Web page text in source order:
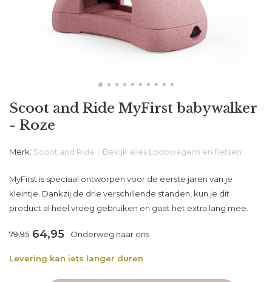
Scoot and Ride MyFirst babywalker
- Roze
Merk: Scoot and Ride Bekijk alles Loopwagens en fietsen
MyFirst is speciaal ontworpen voor de eerste jaren van je
kleintje. Dankzij de drie verschillende standen, kun je dit
product al heel vroeg gebruiken en gaat het extra lang mee.
79,95 64,95 Onderweg naar ons
Levering kan iets langer duren